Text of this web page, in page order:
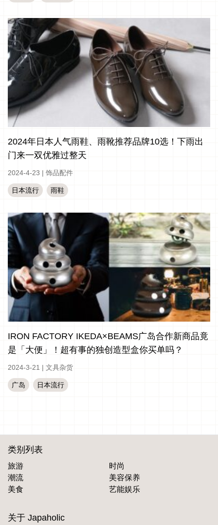
2024年日本人气雨鞋、雨靴推荐品牌10选！下雨出
门来一双优雅过整天
2024-4-23 | 饰品配件
日本流行 雨鞋
IRON FACTORY IKEDA×BEAMS广岛合作新商品竟
是「大便」！超有事的独创造型盒你买单吗？
2024-3-21 | 文具杂货
广岛 日本流行
类别列表
旅游
时尚
潮流
美容保养
美食
艺能娱乐
关于 Japaholic